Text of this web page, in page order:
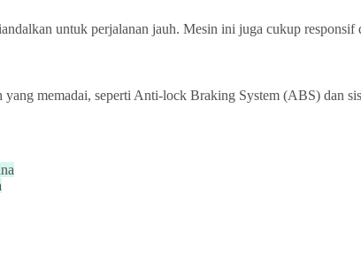
untuk perjalanan jauh. Mesin ini juga cukup responsif
memadai, seperti Anti-lock Braking System (ABS) dan